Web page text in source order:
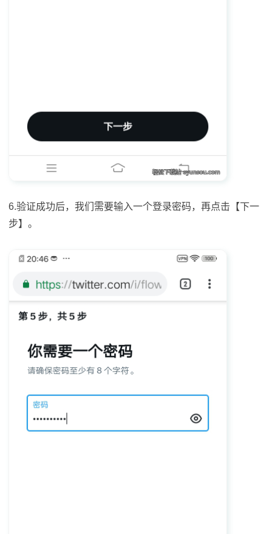
6.验证成功后，我们需要输入一个登录密码，再点击【下一
步】。